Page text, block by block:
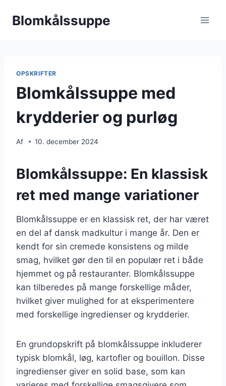
Blomkålssuppe
OPSKRIFTER
Blomkålssuppe med
krydderier og purløg
Af 10. december 2024
Blomkålssuppe: En klassisk
ret med mange variationer
Blomkålssuppe er en klassisk ret, der har været
en del af dansk madkultur i mange år. Den er
kendt for sin cremede konsistens og milde
smag, hvilket gør den til en populær ret i både
hjemmet og på restauranter. Blomkålssuppe
kan tilberedes på mange forskellige måder,
hvilket giver mulighed for at eksperimentere
med forskellige ingredienser og krydderier.
En grundopskrift på blomkålssuppe inkluderer
typisk blomkål, løg, kartofler og bouillon. Disse
ingredienser giver en solid base, som kan